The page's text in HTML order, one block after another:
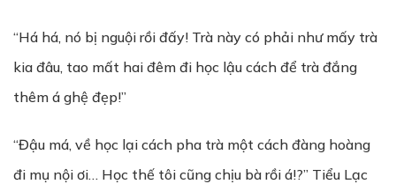
“Há há, nó bị nguội rồi đấy! Trà này có phải như mấy trà
kia đâu, tao mất hai đêm đi học lậu cách để trà đắng
thêm á ghệ đẹp!”
“Đậu má, về học lại cách pha trà một cách đàng hoàng
đi mụ nội ơi… Học thế tôi cũng chịu bà rồi á!?” Tiểu Lạc